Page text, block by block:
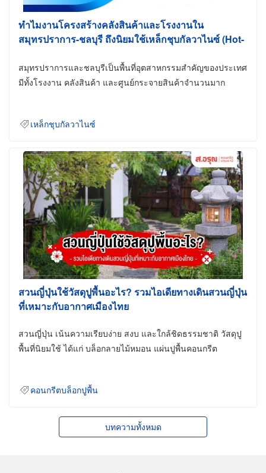
ทำไมงานโครงสร้างคลังสินค้าและโรงงานใน
สมุทรปราการ-ชลบุรี ถึงนิยมใช้เหล็กชุบกัลวาไนซ์ (Hot-
สมุทรปราการและชลบุรีเป็นพื้นที่อุตสาหกรรมสำคัญของประเทศ
มีทั้งโรงงาน คลังสินค้า และศูนย์กระจายสินค้าจำนวนมาก
เหล็กชุบกัลวาไนซ์
สวนญี่ปุ่นใช้วัสดุปูพื้นอะไร? รวมไอเดียทางเดินสวนญี่ปุ่น
ที่เหมาะกับอากาศเมืองไทย
สวนญี่ปุ่น เน้นความเรียบง่าย สงบ และใกล้ชิดธรรมชาติ วัสดุปู
พื้นที่นิยมใช้ ได้แก่ บล็อกลายไม้หมอน แผ่นปูพื้นคอนกรีต
คอนกรีตบล็อกปูพื้น
บทความทั้งหมด